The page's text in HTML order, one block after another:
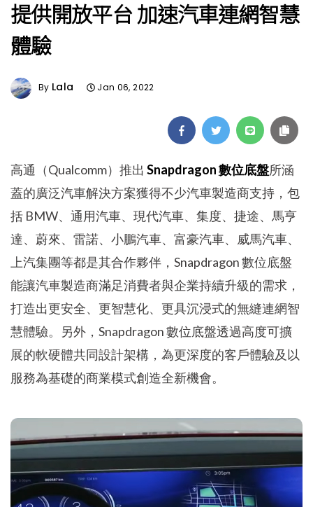
提供開放平台 加速汽車連網智慧
體驗
By Lala Jan 06, 2022
高通（Qualcomm）推出 Snapdragon 數位底盤所涵
蓋的廣泛汽車解決方案獲得不少汽車製造商支持，包
括 BMW、通用汽車、現代汽車、集度、捷途、馬亨
達、蔚來、雷諾、小鵬汽車、富豪汽車、威馬汽車、
上汽集團等都是其合作夥伴，Snapdragon 數位底盤
能讓汽車製造商滿足消費者與企業持續升級的需求，
打造出更安全、更智慧化、更具沉浸式的無縫連網智
慧體驗。另外，Snapdragon 數位底盤透過高度可擴
展的軟硬體共同設計架構，為更深度的客戶體驗及以
服務為基礎的商業模式創造全新機會。